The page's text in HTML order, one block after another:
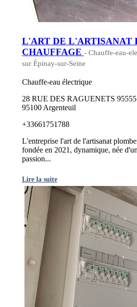
L'ART DE L'ARTISANAT
CHAUFFAGE - Chauffe-eau-
sur Épinay-sur-Seine
Chauffe-eau électrique
28 RUE DES RAGUENETS 95555
95100 Argenteuil
+33661751788
L'entreprise l'art de l'artisanat
fondée en 2021, dynamique, née
passion...
Lire la suite